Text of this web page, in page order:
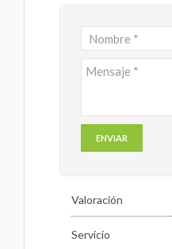
Valoración
Servicio